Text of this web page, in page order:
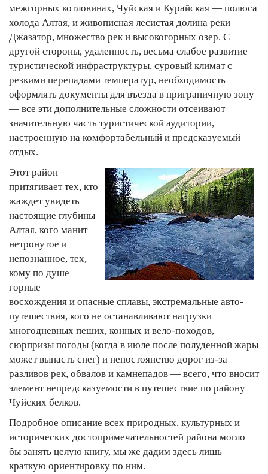
межгорных котловинах, Чуйская и Курайская — полюса
холода Алтая, и живописная лесистая долина реки
Джазатор, множество рек и высокогорных озер. С
другой стороны, удаленность, весьма слабое развитие
туристической инфраструктуры, суровый климат с
резкими перепадами температур, необходимость
оформлять документы для въезда в приграничную зону
— все эти дополнительные сложности отсеивают
значительную часть туристической аудитории,
настроенную на комфортабельный и предсказуемый
отдых.
Этот район
притягивает тех, кто
жаждет увидеть
настоящие глубины
Алтая, кого манит
нетронутое и
непознанное, тех,
кому по душе
горные
восхождения и опасные сплавы, экстремальные авто-
путешествия, кого не останавливают нагрузки
многодневных пеших, конных и вело-походов,
сюрпризы погоды (когда в июле после полуденной жары
может выпасть снег) и непостоянство дорог из-за
разливов рек, обвалов и камнепадов — всего, что вносит
элемент непредсказуемости в путешествие по району
Чуйских белков.
Подробное описание всех природных, культурных и
исторических достопримечательностей района могло
бы занять целую книгу, мы же дадим здесь лишь
краткую ориентировку по ним.